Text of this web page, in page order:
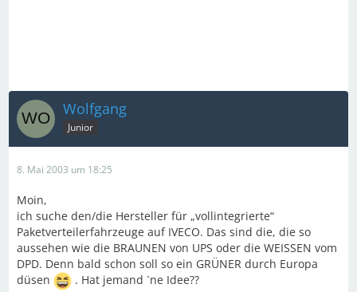
Wolfgang
Junior
8. Mai 2003 um 18:25
Moin,
ich suche den/die Hersteller für „vollintegrierte“
Paketverteilerfahrzeuge auf IVECO. Das sind die, die so
aussehen wie die BRAUNEN von UPS oder die WEISSEN vom
DPD. Denn bald schon soll so ein GRÜNER durch Europa
düsen
. Hat jemand `ne Idee??